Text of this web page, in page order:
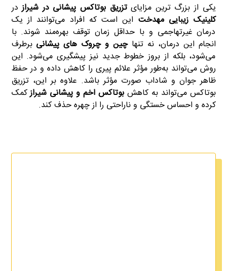
یکی از بزرگ‌ ترین مزایایتزریق بوتاکس پیشانی در شیرازدر
کلینیک زیبایی مهدخت این است که افراد می‌توانند از یک
درمان غیرتهاجمی و با حداقل زمان توقف بهره‌مند شوند. با
انجام این درمان، نه تنهاچین و چروک‌ های پیشانی برطرف
می‌شود، بلکه از بروز خطوط جدید نیز پیشگیری می‌شود. این
روش می‌تواند به‌طور مؤثر علائم پیری را کاهش داده و در حفظ
ظاهر جوان و شاداب صورت مؤثر باشد. علاوه بر این، تزریق
بوتاکس می‌تواند به کاهشبوتاکس اخم و پیشانی شیرازکمک
کرده و احساس خستگی و ناراحتی را از چهره حذف کند.